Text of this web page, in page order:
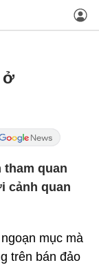
ở
tham quan
cảnh quan
mục mà
trên bán đảo